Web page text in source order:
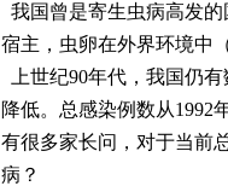
我国曾是寄生虫病高发
宿主，虫卵在外界环境中
上世纪90年代，我国仍
降低。总感染例数从1992
有很多家长问，对于当前
病？